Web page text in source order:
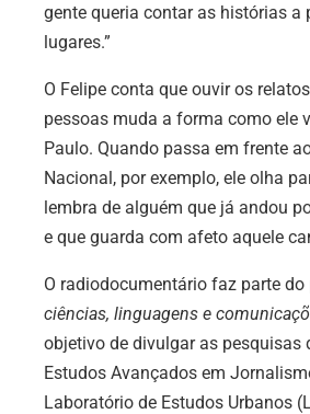
gente queria contar as histórias a
lugares.”
O Felipe conta que ouvir os
pessoas muda a forma como ele
Paulo. Quando passa em frente
Nacional, por exemplo, ele olha
lembra de alguém que já andou
e que guarda com afeto aquele
O radiodocumentário faz parte do
ciências, linguagens e
objetivo de divulgar as pesquisas
Estudos Avançados em
Laboratório de Estudos Urbanos